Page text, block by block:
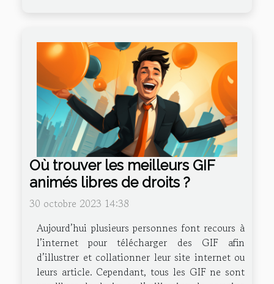
Où trouver les meilleurs GIF
animés libres de droits ?
30 octobre 2023 14:38
Aujourd’hui plusieurs personnes font recours à
l’internet pour télécharger des GIF afin
d’illustrer et collationner leur site internet ou
leurs article. Cependant, tous les GIF ne sont